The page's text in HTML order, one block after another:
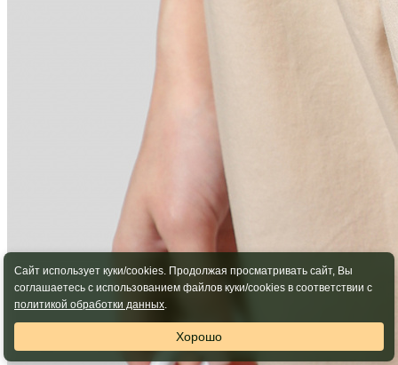
Сайт использует куки/cookies. Продолжая просматривать сайт, Вы
соглашаетесь с использованием файлов куки/cookies в соответствии с
политикой обработки данных.
Хорошо